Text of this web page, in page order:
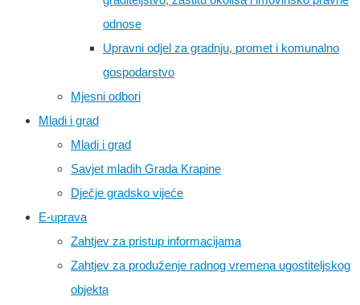
odnose
Upravni odjel za gradnju, promet i komunalno
gospodarstvo
Mjesni odbori
Mladi i grad
Mladi i grad
Savjet mladih Grada Krapine
Dječje gradsko vijeće
E-uprava
Zahtjev za pristup informacijama
Zahtjev za produženje radnog vremena ugostiteljskog
objekta